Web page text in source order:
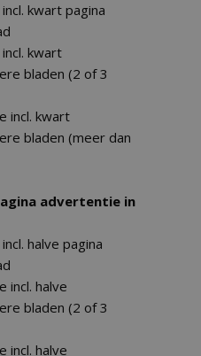
kwart pagina
kwart
bladen (2 of 3
incl. kwart
bladen (meer dan
advertentie in
halve pagina
incl. halve
bladen (2 of 3
incl. halve